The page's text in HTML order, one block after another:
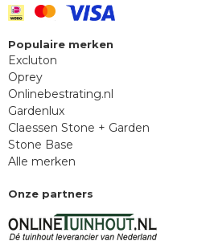
Populaire merken
Excluton
Oprey
Onlinebestrating.nl
Gardenlux
Claessen Stone + Garden
Stone Base
Alle merken
Onze partners